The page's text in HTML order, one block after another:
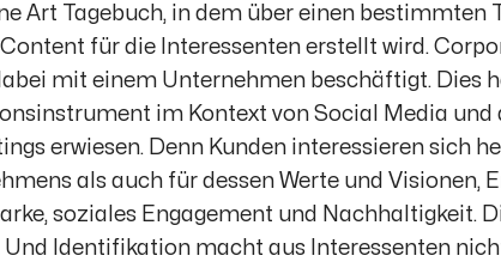
Art Tagebuch, in dem über einen
für die Interessenten erstellt wird.
mit einem Unternehmen beschäftigt. Dies
im Kontext von Social Media
erwiesen. Denn Kunden interessieren sich
als auch für dessen Werte und Visionen,
soziales Engagement und Nachhaltigkeit.
Und Identifikation macht aus Interessenten